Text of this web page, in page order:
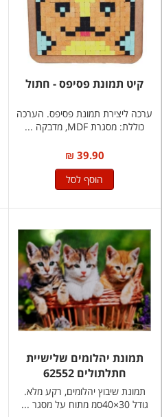
קיט תמונת פסיפס - חתול
ערכה ליצירת תמונת פסיפס. הערכה
כוללת: מסגרת MDF, מדבקה ...
39.90 ₪
הוסף לסל
תמונת יהלומים שלישיית
חתלתולים 62552
תמונת שיבוץ יהלומים, רקע מלא.
גודל 30×40סמ מתוח על מסגר ...